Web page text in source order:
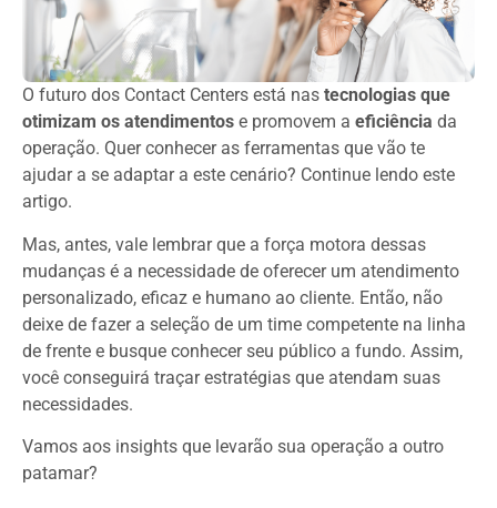
O futuro dos Contact Centers está nas tecnologias que
otimizam os atendimentos e promovem a eficiência da
operação. Quer conhecer as ferramentas que vão te
ajudar a se adaptar a este cenário? Continue lendo este
artigo.
Mas, antes, vale lembrar que a força motora dessas
mudanças é a necessidade de oferecer um atendimento
personalizado, eficaz e humano ao cliente. Então, não
deixe de fazer a seleção de um time competente na linha
de frente e busque conhecer seu público a fundo. Assim,
você conseguirá traçar estratégias que atendam suas
necessidades.
Vamos aos insights que levarão sua operação a outro
patamar?